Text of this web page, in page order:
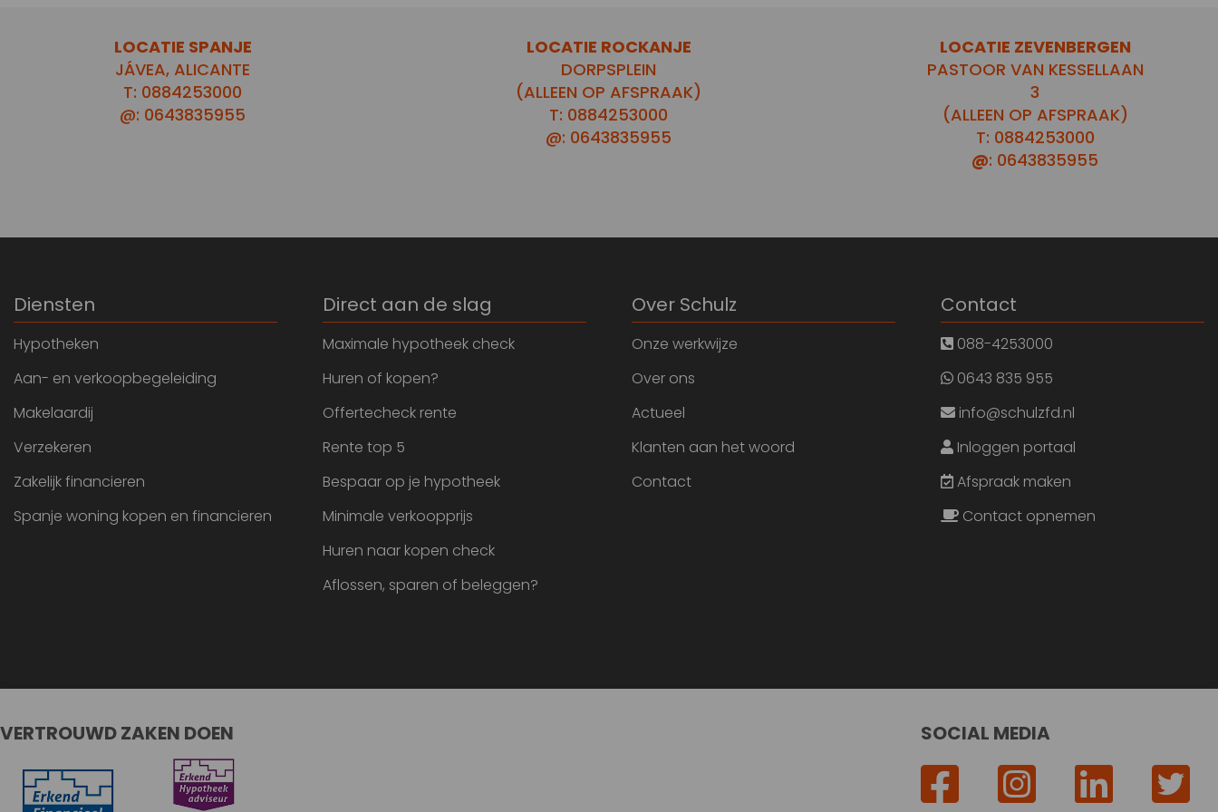
LOCATIE SPANJE
JÁVEA, ALICANTE
T: 0884253000
@: 0643835955
LOCATIE ROCKANJE
DORPSPLEIN
(ALLEEN OP AFSPRAAK)
T: 0884253000
@: 0643835955
LOCATIE ZEVENBERGEN
PASTOOR VAN KESSELLAAN
3
(ALLEEN OP AFSPRAAK)
T: 0884253000
@: 0643835955
Diensten
Hypotheken
Aan- en verkoopbegeleiding
Makelaardij
Verzekeren
Zakelijk financieren
Spanje woning kopen en financieren
Direct aan de slag
Maximale hypotheek check
Huren of kopen?
Offertecheck rente
Rente top 5
Bespaar op je hypotheek
Minimale verkoopprijs
Huren naar kopen check
Aflossen, sparen of beleggen?
Over Schulz
Onze werkwijze
Over ons
Actueel
Klanten aan het woord
Contact
Contact
088-4253000
0643 835 955
info@schulzfd.nl
Inloggen portaal
Afspraak maken
Contact opnemen
VERTROUWD ZAKEN DOEN SOCIAL MEDIA